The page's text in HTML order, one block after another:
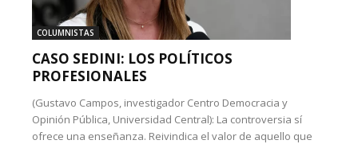
COLUMNISTAS
CASO SEDINI: LOS POLÍTICOS
PROFESIONALES
(Gustavo Campos, investigador Centro Democracia y
Opinión Pública, Universidad Central): La controversia sí
ofrece una enseñanza. Reivindica el valor de aquello que